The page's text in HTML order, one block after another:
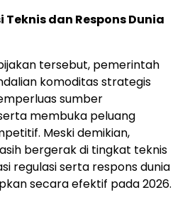
dan Respons Dunia
tersebut, pemerintah
komoditas strategis
sumber
membuka peluang
Meski demikian,
bergerak di tingkat teknis
regulasi serta respons dunia
secara efektif pada 2026.